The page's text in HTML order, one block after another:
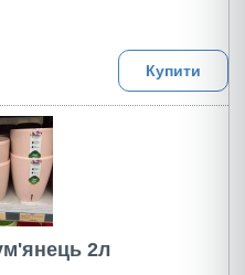
Купити
2л